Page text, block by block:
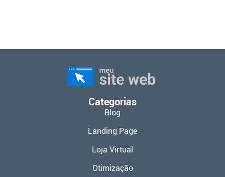
Categorias
Blog
Landing Page
Loja Virtual
Otimização